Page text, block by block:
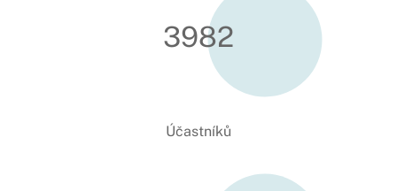
3987
Účastníků